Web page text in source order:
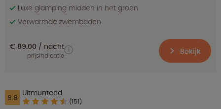
Luxe glamping midden in het groen
Verwarmde zwembaden
€ 89.00 nacht
prijsindicatie Bekijk
8.8 Uitmuntend
(151)